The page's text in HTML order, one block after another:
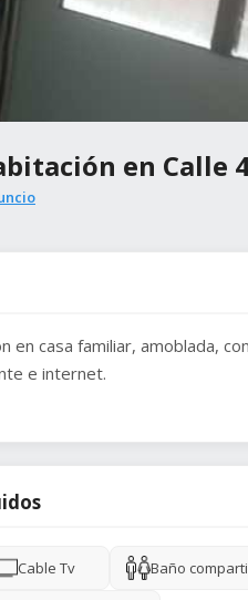
en Calle
en casa familiar, amoblada,
e internet.
Cable Tv Baño